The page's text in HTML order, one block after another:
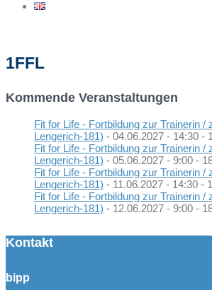
1FFL
Kommende Veranstaltungen
Fit for Life - Fortbildung zur Trainerin /
Lengerich-181) - 04.06.2027 - 14:30 -
Fit for Life - Fortbildung zur Trainerin /
Lengerich-181) - 05.06.2027 - 9:00 -
Fit for Life - Fortbildung zur Trainerin /
Lengerich-181) - 11.06.2027 - 14:30 -
Fit for Life - Fortbildung zur Trainerin /
Lengerich-181) - 12.06.2027 - 9:00 -
Kontakt
bipp